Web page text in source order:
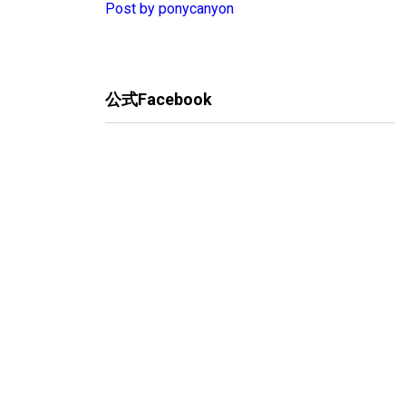
Post by ponycanyon
公式Facebook